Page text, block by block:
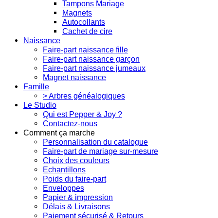
Tampons Mariage
Magnets
Autocollants
Cachet de cire
Naissance
Faire-part naissance fille
Faire-part naissance garçon
Faire-part naissance jumeaux
Magnet naissance
Famille
> Arbres généalogiques
Le Studio
Qui est Pepper & Joy ?
Contactez-nous
Comment ça marche
Personnalisation du catalogue
Faire-part de mariage sur-mesure
Choix des couleurs
Echantillons
Poids du faire-part
Enveloppes
Papier & impression
Délais & Livraisons
Paiement sécurisé & Retours